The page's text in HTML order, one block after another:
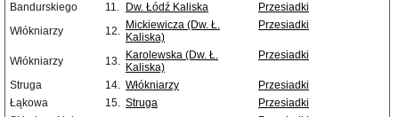
Bandurskiego
11. Dw. Łódź Kaliska
Przesiadki
Włókniarzy
12. Mickiewicza (Dw. Ł.
Kaliska)
Przesiadki
Włókniarzy 13. Karolewska (Dw. Ł.
Kaliska)
Przesiadki
Struga 14. Włókniarzy
Przesiadki
Łąkowa
15. Struga
Przesiadki